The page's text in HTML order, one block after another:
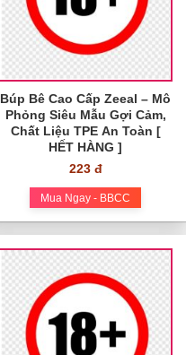
Búp Bê Cao Cấp Zeeal – Mô
Phỏng Siêu Mẫu Gợi Cảm,
Chất Liệu TPE An Toàn [
HẾT HÀNG ]
223 đ
Mua Ngay - BBCC